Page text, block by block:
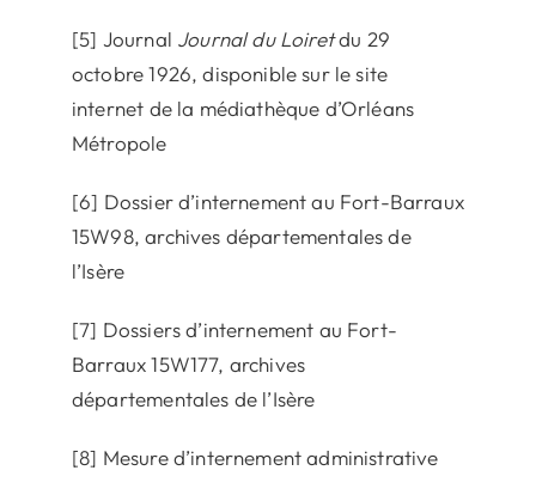
[5] Journal Journal du Loiretdu 29
octobre 1926, disponible sur le site
internet de la médiathèque d’Orléans
Métropole
[6] Dossier d’internement au Fort-Barraux
15W98, archives départementales de
l’Isère
[7] Dossiers d’internement au Fort-
Barraux 15W177, archives
départementales de l’Isère
[8] Mesure d’internement administrative